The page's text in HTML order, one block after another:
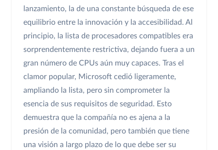
lanzamiento, la de una constante búsqueda de ese
equilibrio entre la innovación y la accesibilidad. Al
principio, la lista de procesadores compatibles era
sorprendentemente restrictiva, dejando fuera a un
gran número de CPUs aún muy capaces. Tras el
clamor popular, Microsoft cedió ligeramente,
ampliando la lista, pero sin comprometer la
esencia de sus requisitos de seguridad. Esto
demuestra que la compañía no es ajena a la
presión de la comunidad, pero también que tiene
una visión a largo plazo de lo que debe ser su